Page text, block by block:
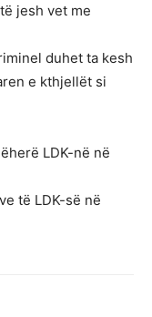
jesh vet me
duhet ta kesh
e kthjellët si
LDK-në në
të LDK-së në